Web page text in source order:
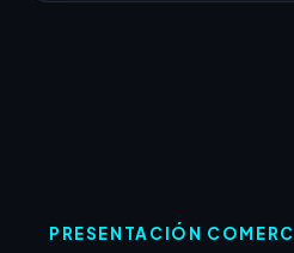
PRESENTACIÓN